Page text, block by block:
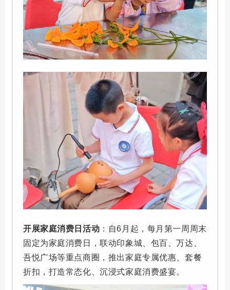
开展家庭消费日活动 ：自6月起，每月第一周周末
固定为家庭消费日，联动印象城、包百、万达、
吾悦广场等重点商圈，推出家庭专属优惠、套餐
折扣，打造常态化、沉浸式家庭消费盛宴。